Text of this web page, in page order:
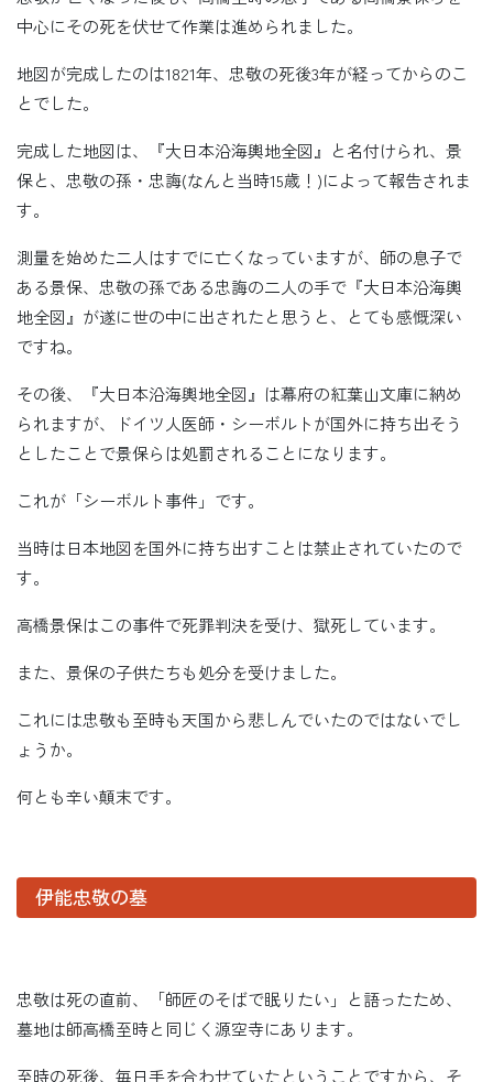
中心にその死を伏せて作業は進められました。
地図が完成したのは1821年、忠敬の死後3年が経ってからのこ
とでした。
完成した地図は、『大日本沿海輿地全図』と名付けられ、景
保と、忠敬の孫・忠誨(なんと当時15歳！)によって報告されま
す。
測量を始めた二人はすでに亡くなっていますが、師の息子で
ある景保、忠敬の孫である忠誨の二人の手で『大日本沿海輿
地全図』が遂に世の中に出されたと思うと、とても感慨深い
ですね。
その後、『大日本沿海輿地全図』は幕府の紅葉山文庫に納め
られますが、ドイツ人医師・シーボルトが国外に持ち出そう
としたことで景保らは処罰されることになります。
これが「シーボルト事件」です。
当時は日本地図を国外に持ち出すことは禁止されていたので
す。
高橋景保はこの事件で死罪判決を受け、獄死しています。
また、景保の子供たちも処分を受けました。
これには忠敬も至時も天国から悲しんでいたのではないでし
ょうか。
何とも辛い顛末です。
伊能忠敬の墓
忠敬は死の直前、「師匠のそばで眠りたい」と語ったため、
墓地は師高橋至時と同じく源空寺にあります。
至時の死後、毎日手を合わせていたということですから、そ